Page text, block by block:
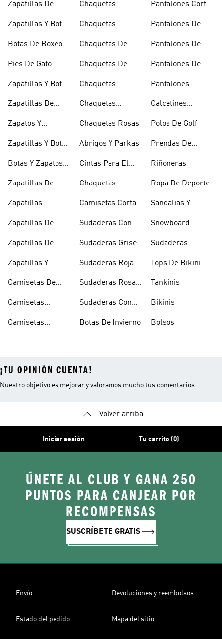
Zapatillas De
Zapatillas Y Botas
Botas De Boxeo
Pies De Gato
Zapatillas Y Botas
Zapatillas De
Zapatos Y
Doradas
Zapatillas Y Botas
Botas Y Zapatos
Zapatillas De
Zapatillas
Zapatillas De
Zapatillas De
Zapatillas Y
Camisetas De
Camisetas
Camisetas
Chaquetas
Chaquetas
Chaquetas De
Chaquetas De
Chaquetas
Chaquetas
Chaquetas Rosas
Abrigos Y Parkas
Cintas Para El
Chaquetas
Camisetas Cortas
Sudaderas Con
Sudaderas Grises
Sudaderas Rojas
Sudaderas Rosas
Sudaderas Con
Botas De Invierno
Pantalones Cortos
Pantalones De
Pantalones De
Pantalones De
Pantalones
Calcetines
Polos De Golf
Prendas De
Riñoneras
Ropa De Deporte
Sandalias Y
Snowboard
Sudaderas
Tops De Bikini
Tankinis
Bikinis
Bolsos
¡TU OPINIÓN CUENTA!
Nuestro objetivo es mejorar y valoramos mucho tus comentarios.
Volver arriba
Iniciar sesión Tu carrito (0)
ÚNETE AL CLUB Y GANA 250
PUNTOS PARA CANJEAR POR
RECOMPENSAS
SUSCRÍBETE GRATIS
Envío Devoluciones y reembolsos
Estado del pedido Mapa del sitio